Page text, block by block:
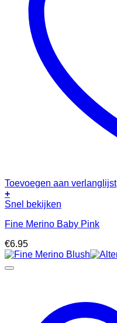
Toevoegen aan verlanglijst
+
Snel bekijken
Fine Merino Baby Pink
€6.95